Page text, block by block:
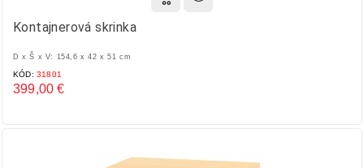
Kontajnerová skrinka
D x Š x V: 154,6 x 42 x 51 cm
KÓD: 31801
399,00 €